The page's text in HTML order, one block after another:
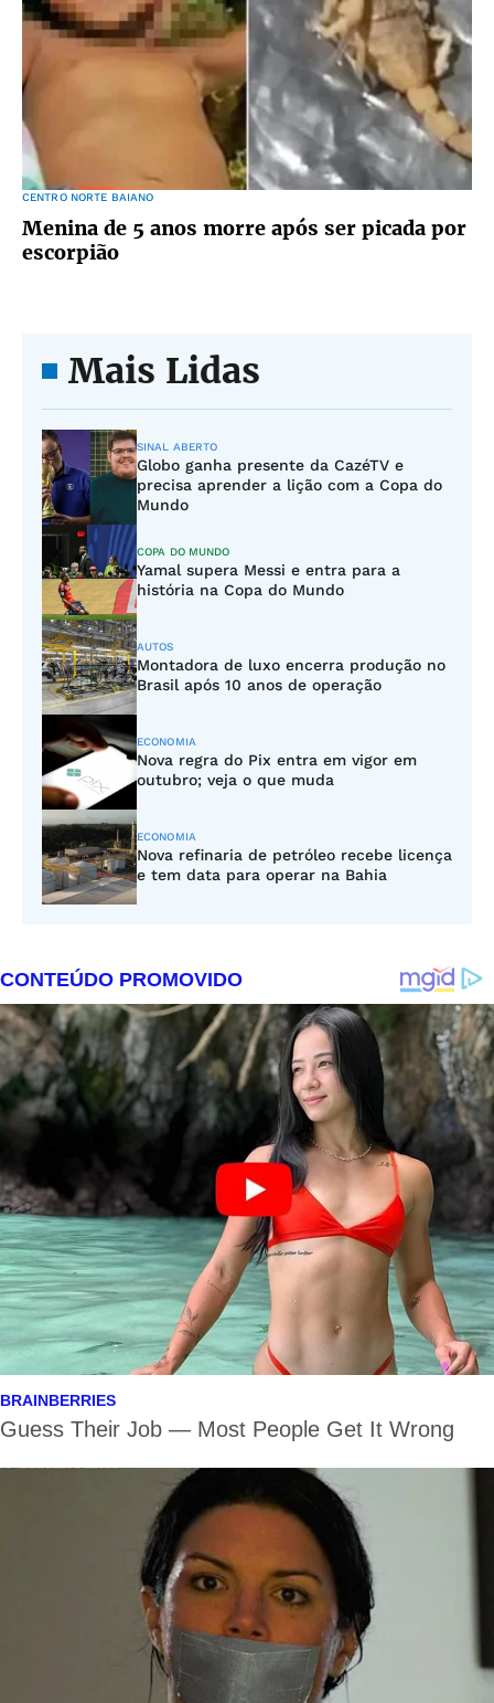
CENTRO NORTE BAIANO
Menina de 5 anos morre após ser picada por
escorpião
Mais Lidas
SINAL ABERTO
Globo ganha presente da CazéTV e
precisa aprender a lição com a Copa do
Mundo
COPA DO MUNDO
Yamal supera Messi e entra para a
história na Copa do Mundo
AUTOS
Montadora de luxo encerra produção no
Brasil após 10 anos de operação
ECONOMIA
Nova regra do Pix entra em vigor em
outubro; veja o que muda
ECONOMIA
Nova refinaria de petróleo recebe licença
e tem data para operar na Bahia